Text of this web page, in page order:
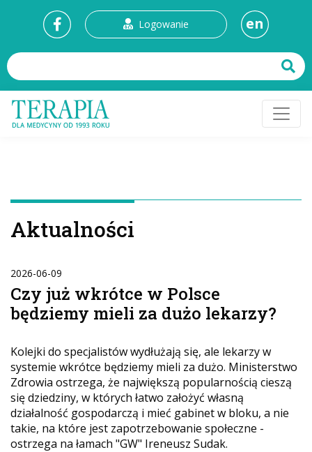
Logowanie en
Aktualności
2026-06-09
Czy już wkrótce w Polsce
będziemy mieli za dużo lekarzy?
Kolejki do specjalistów wydłużają się, ale lekarzy w
systemie wkrótce będziemy mieli za dużo. Ministerstwo
Zdrowia ostrzega, że największą popularnością cieszą
się dziedziny, w których łatwo założyć własną
działalność gospodarczą i mieć gabinet w bloku, a nie
takie, na które jest zapotrzebowanie społeczne -
ostrzega na łamach "GW" Ireneusz Sudak.